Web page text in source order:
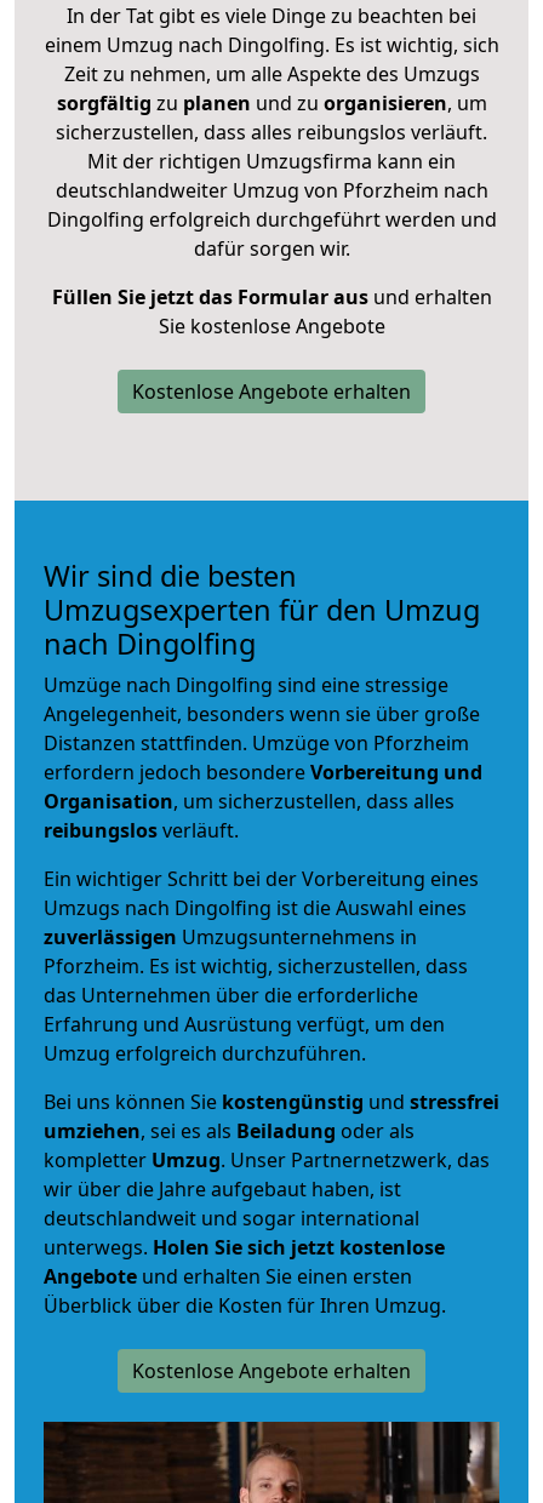
In der Tat gibt es viele Dinge zu beachten bei
einem Umzug nach Dingolfing. Es ist wichtig, sich
Zeit zu nehmen, um alle Aspekte des Umzugs
sorgfältig zu planen und zu organisieren, um
sicherzustellen, dass alles reibungslos verläuft.
Mit der richtigen Umzugsfirma kann ein
deutschlandweiter Umzug von Pforzheim nach
Dingolfing erfolgreich durchgeführt werden und
dafür sorgen wir.
Füllen Sie jetzt das Formular ausund erhalten
Sie kostenlose Angebote
Kostenlose Angebote erhalten
Wir sind die besten
Umzugsexperten für den Umzug
nach Dingolfing
Umzüge nach Dingolfing sind eine stressige
Angelegenheit, besonders wenn sie über große
Distanzen stattfinden. Umzüge von Pforzheim
erfordern jedoch besondereVorbereitung und
Organisation, um sicherzustellen, dass alles
reibungslosverläuft.
Ein wichtiger Schritt bei der Vorbereitung eines
Umzugs nach Dingolfing ist die Auswahl eines
zuverlässigen Umzugsunternehmens in
Pforzheim. Es ist wichtig, sicherzustellen, dass
das Unternehmen über die erforderliche
Erfahrung und Ausrüstung verfügt, um den
Umzug erfolgreich durchzuführen.
Bei uns können Sie kostengünstig und stressfrei
umziehen, sei es als Beiladung oder als
kompletter Umzug. Unser Partnernetzwerk, das
wir über die Jahre aufgebaut haben, ist
deutschlandweit und sogar international
unterwegs. Holen Sie sich jetzt kostenlose
Angebote und erhalten Sie einen ersten
Überblick über die Kosten für Ihren Umzug.
Kostenlose Angebote erhalten